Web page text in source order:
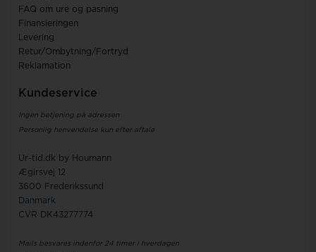
FAQ om ure og pasning
Finansieringen
Levering
Retur/Ombytning/Fortryd
Reklamation
Kundeservice
Ingen betjening på adressen
Personlig henvendelse kun efter aftale
Ur-tid.dk by Houmann
Ægirsvej 12
3600 Frederikssund
Danmark
CVR DK43277774
Mails besvares indenfor 24 timer i hverdagen